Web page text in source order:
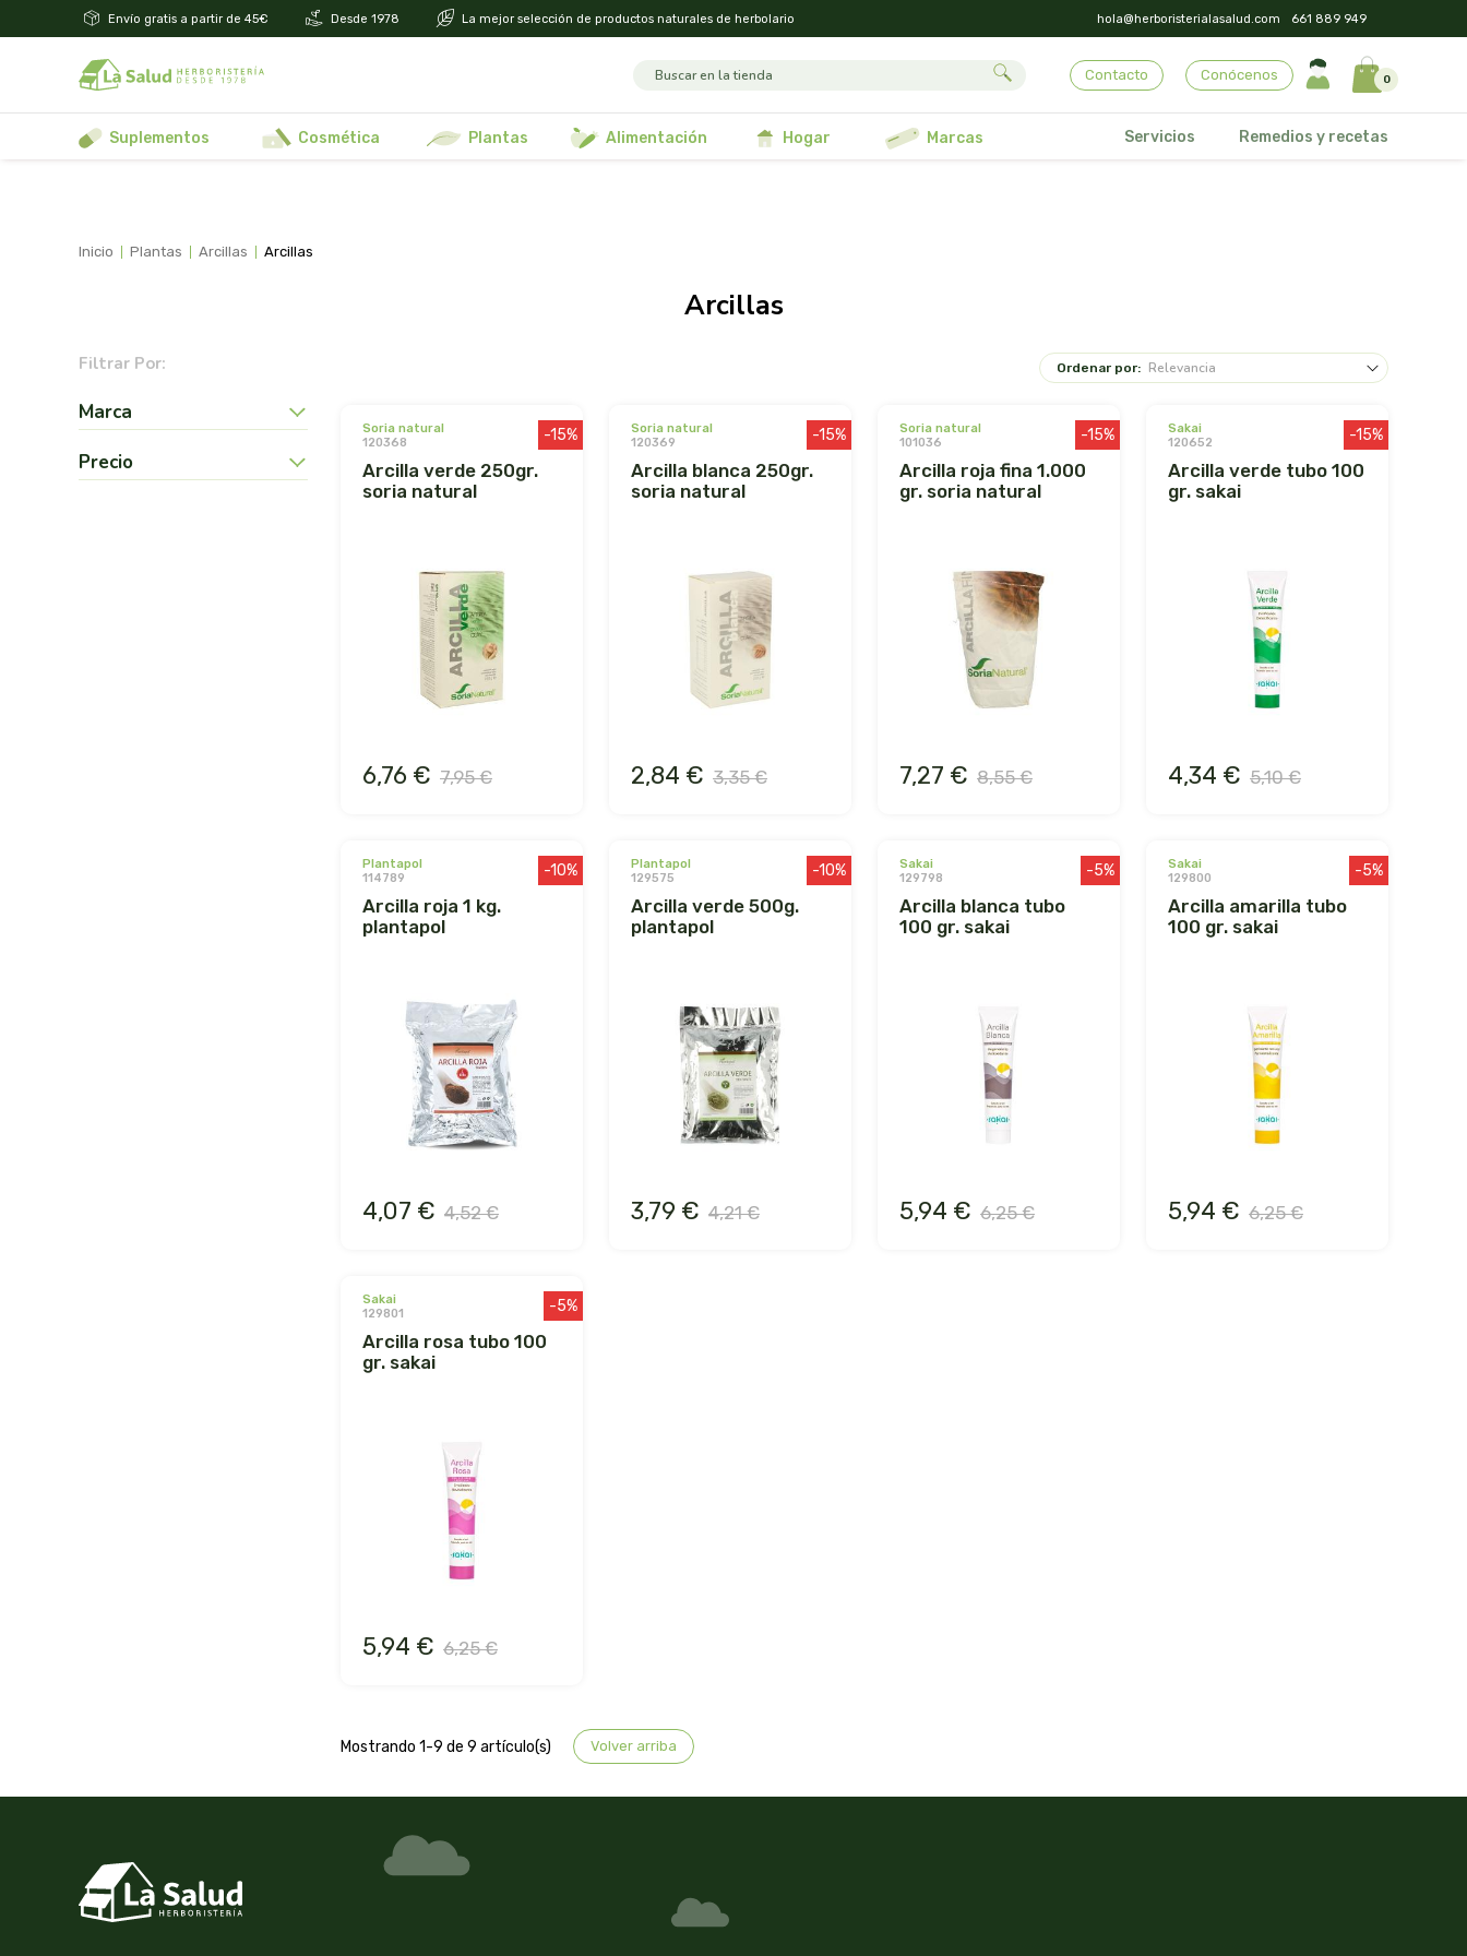
Envío gratis a partir de 45€ Desde 1978 La mejor selección de productos naturales de herbolario hola@herboristerialasalud.com 661 889 949
Contacto Conócenos 0
suplementos cosmética plantas alimentación hogar marcas Servicios Remedios y recetas
inicio plantas arcillas arcillas
arcillas
Filtrar Por:
Marca
Precio
Ordenar por:
soria natural
120368
arcilla verde 250gr.
soria natural
-15%
6,76 € 7,95 €
soria natural
120369
arcilla blanca 250gr.
soria natural
-15%
2,84 € 3,35 €
soria natural
101036
arcilla roja fina 1.000
gr. soria natural
-15%
7,27 € 8,55 €
sakai
120652
arcilla verde tubo 100
gr. sakai
-15%
4,34 € 5,10 €
plantapol
114789
arcilla roja 1 kg.
plantapol
-10%
4,07 € 4,52 €
plantapol
129575
arcilla verde 500g.
plantapol
-10%
3,79 € 4,21 €
sakai
129798
arcilla blanca tubo
100 gr. sakai
-5%
5,94 € 6,25 €
sakai
129800
arcilla amarilla tubo
100 gr. sakai
-5%
5,94 € 6,25 €
sakai
129801
arcilla rosa tubo 100
gr. sakai
-5%
5,94 € 6,25 €
Mostrando 1-9 de 9 artículo(s) Volver arriba